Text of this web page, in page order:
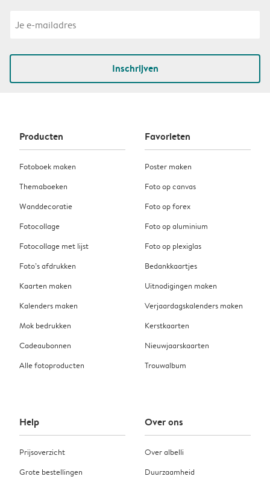
Inschrijven
Producten
Fotoboek maken
Themaboeken
Wanddecoratie
Fotocollage
Fotocollage met lijst
Foto’s afdrukken
Kaarten maken
Kalenders maken
Mok bedrukken
Cadeaubonnen
Alle fotoproducten
Favorieten
Poster maken
Foto op canvas
Foto op forex
Foto op aluminium
Foto op plexiglas
Bedankkaartjes
Uitnodigingen maken
Verjaardagskalenders maken
Kerstkaarten
Nieuwjaarskaarten
Trouwalbum
Help
Prijsoverzicht
Grote bestellingen
Over ons
Over albelli
Duurzaamheid